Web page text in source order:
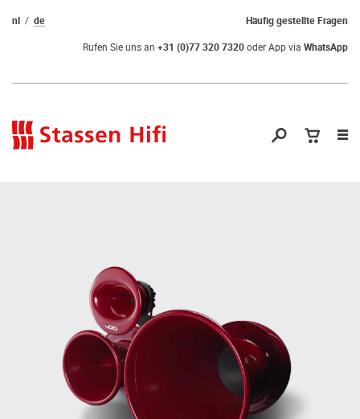
Häufig gestellte Fragen
nl de
Rufen Sie uns an +31 (0)77 320 7320oder App via WhatsApp